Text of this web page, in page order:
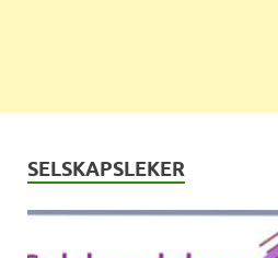
SELSKAPSLEKER